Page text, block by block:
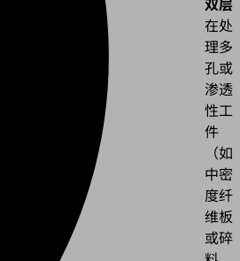
在处
理多
孔或
渗透
性工
件
（如
中密
度纤
维板
或碎